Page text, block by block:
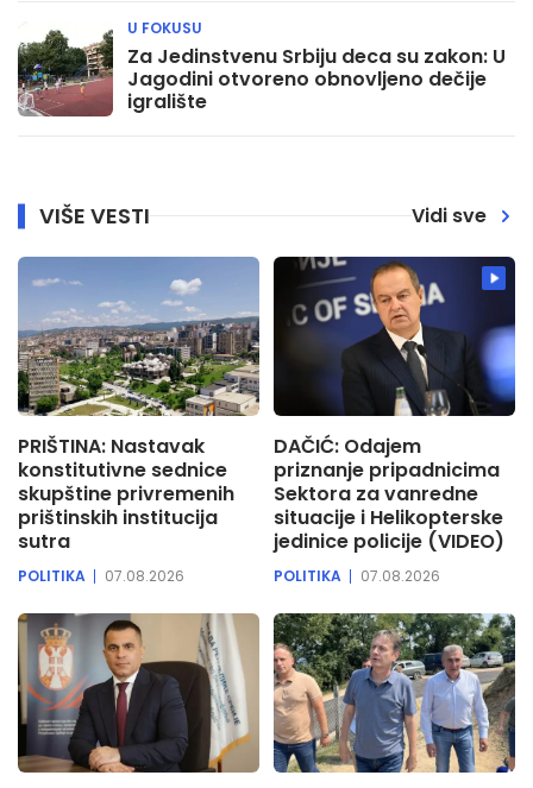
Za Jedinstvenu Srbiju deca su zakon: U
Jagodini otvoreno obnovljeno dečije
igralište
U FOKUSU
VIŠE VESTI Vidi sve
PRIŠTINA: Nastavak
konstitutivne sednice
skupštine privremenih
prištinskih institucija
sutra
POLITIKA 07.08.2026
DAČIĆ: Odajem
priznanje pripadnicima
Sektora za vanredne
situacije i Helikopterske
jedinice policije (VIDEO)
POLITIKA 07.08.2026